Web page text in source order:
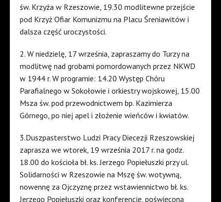
św. Krzyża w Rzeszowie, 19.30 modlitewne przejście
pod Krzyż Ofiar Komunizmu na Placu Śreniawitów i
dalsza część uroczystości.
2. W niedzielę, 17 września, zapraszamy do Turzy na
modlitwę nad grobami pomordowanych przez NKWD
w 1944 r. W programie: 14.20 Występ Chóru
Parafialnego w Sokołowie i orkiestry wojskowej, 15.00
Msza św. pod przewodnictwem bp. Kazimierza
Górnego, po niej apel i złożenie wieńców i kwiatów.
3.Duszpasterstwo Ludzi Pracy Diecezji Rzeszowskiej
zaprasza we wtorek, 19 września 2017 r. na godz.
18.00 do kościoła bł. ks. Jerzego Popiełuszki przy ul.
Solidarności w Rzeszowie na Mszę św. wotywną,
nowennę za Ojczyznę przez wstawiennictwo bł. ks.
Jerzego Popiełuszki oraz konferencję, poświęconą